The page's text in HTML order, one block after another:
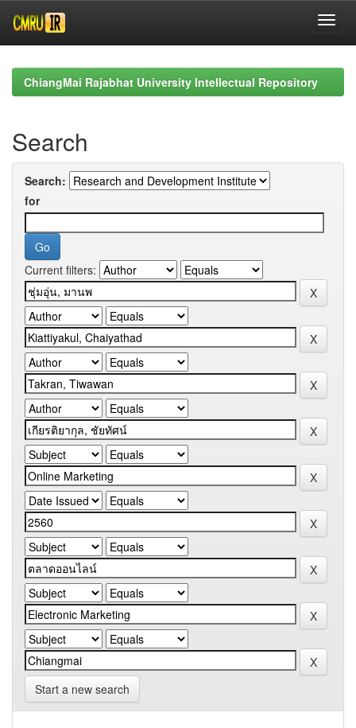
navigationChiangMai Rajabhat University Intellectual Repository
Search
Search:
for
Current filters:
Start a new search